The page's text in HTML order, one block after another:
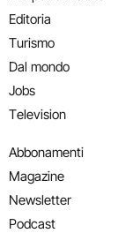
Editoria
Turismo
Dal mondo
Jobs
Television
Abbonamenti
Magazine
Newsletter
Podcast